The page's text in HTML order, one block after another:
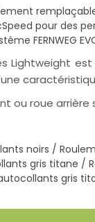
pour des
FERNWEG
Lightweight
ou roue arrière
noirs /
gris titane /
gris